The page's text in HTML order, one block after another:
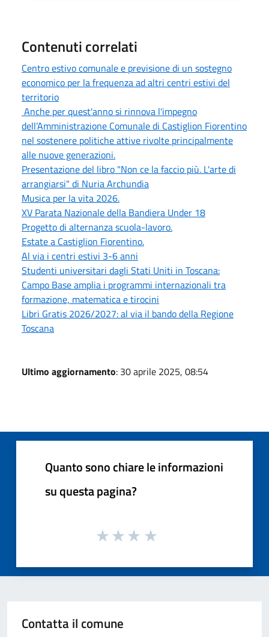
Contenuti correlati
Centro estivo comunale e previsione di un sostegno
economico per la frequenza ad altri centri estivi del
territorio
Anche per quest'anno si rinnova l'impegno
dell’Amministrazione Comunale di Castiglion Fiorentino
nel sostenere politiche attive rivolte principalmente
alle nuove generazioni.
Presentazione del libro "Non ce la faccio più. L'arte di
arrangiarsi" di Nuria Archundia
Musica per la vita 2026.
XV Parata Nazionale della Bandiera Under 18
Progetto di alternanza scuola-lavoro.
Estate a Castiglion Fiorentino.
Al via i centri estivi 3-6 anni
Studenti universitari dagli Stati Uniti in Toscana:
Campo Base amplia i programmi internazionali tra
formazione, matematica e tirocini
Libri Gratis 2026/2027: al via il bando della Regione
Toscana
Ultimo aggiornamento: 30 aprile 2025, 08:54
Quanto sono chiare le informazioni
su questa pagina?
Contatta il comune